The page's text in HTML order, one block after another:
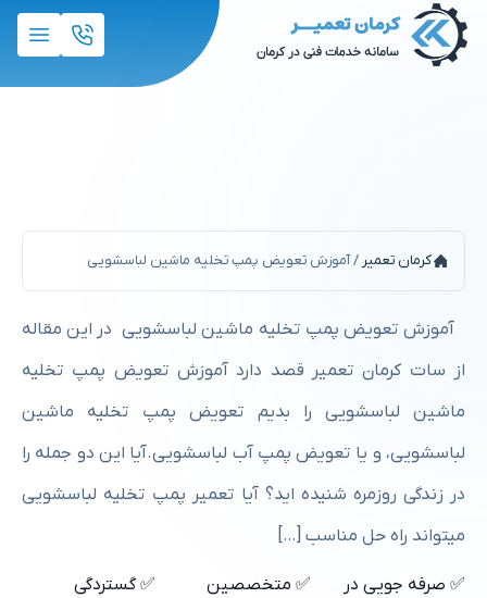
کرمان تعمیر /آموزش تعویض پمپ تخلیه ماشین لباسشویی
آموزش تعویض پمپ تخلیه ماشین لباسشویی در این مقاله
از سات کرمان تعمیر قصد دارد آموزش تعویض پمپ تخلیه
ماشین لباسشویی را بدیم تعویض پمپ تخلیه ماشین
لباسشویی، و یا تعویض پمپ آب لباسشویی.آیا این دو جمله را
در زندگی روزمره شنیده اید؟ آیا تعمیر پمپ تخلیه لباسشویی
میتواند راه حل مناسب […]
✅ صرفه جویی در
✅ متخصصین
✅ گستردگی